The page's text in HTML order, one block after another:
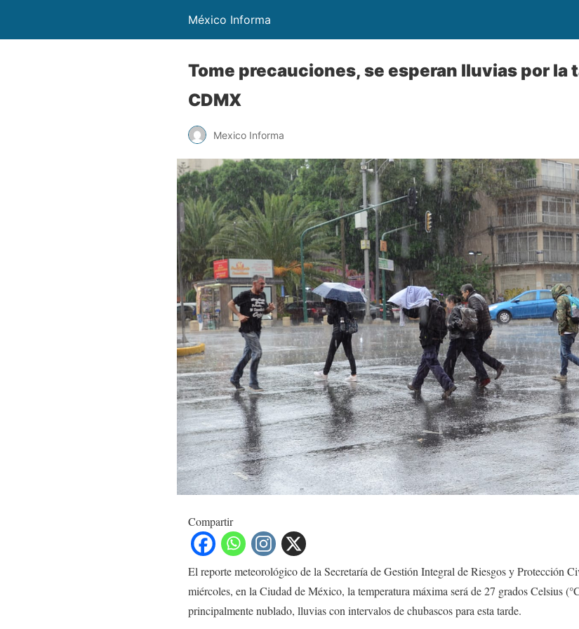
México Informa
Tome precauciones, se esperan lluvias por la
CDMX
Mexico Informa
Compartir
El reporte meteorológico de la Secretaría de Gestión Integral de Riesgos y Protección
miércoles, en la Ciudad de México, la temperatura máxima será de 27 grados Celsius
principalmente nublado, lluvias con intervalos de chubascos para esta tarde.